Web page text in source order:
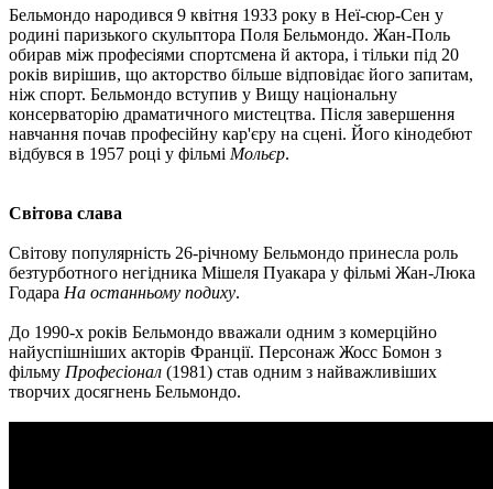
Бельмондо народився 9 квітня 1933 року в Неї-сюр-Сен у
родині паризького скульптора Поля Бельмондо. Жан-Поль
обирав між професіями спортсмена й актора, і тільки під 20
років вирішив, що акторство більше відповідає його запитам,
ніж спорт. Бельмондо вступив у Вищу національну
консерваторію драматичного мистецтва. Після завершення
навчання почав професійну кар'єру на сцені. Його кінодебют
відбувся в 1957 році у фільмі Мольєр.
Світова слава
Світову популярність 26-річному Бельмондо принесла роль
безтурботного негідника Мішеля Пуакара у фільмі Жан-Люка
Годара На останньому подиху.
До 1990-х років Бельмондо вважали одним з комерційно
найуспішніших акторів Франції. Персонаж Жосс Бомон з
фільму Професіонал (1981) став одним з найважливіших
творчих досягнень Бельмондо.